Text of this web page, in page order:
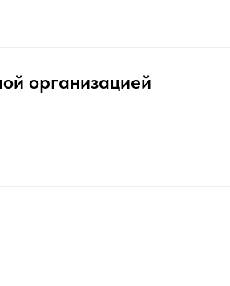
организацией